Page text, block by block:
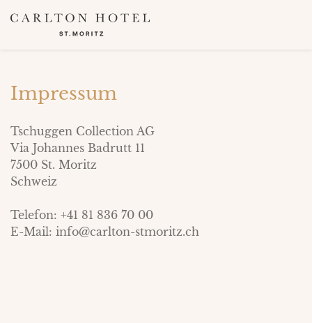
Impressum
Tschuggen Collection AG
Via Johannes Badrutt 11
7500 St. Moritz
Schweiz
Telefon: +41 81 836 70 00
E-Mail: info@carlton-stmoritz.ch